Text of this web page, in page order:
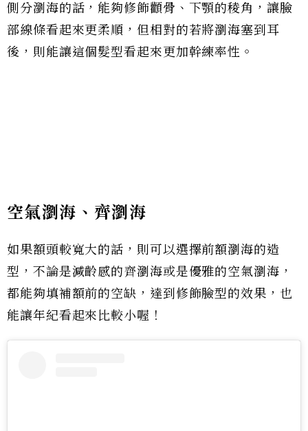
側分瀏海的話，能夠修飾顴骨、下顎的稜角，讓臉
部線條看起來更柔順，但相對的若將瀏海塞到耳
後，則能讓這個髮型看起來更加幹練率性。
空氣瀏海、齊瀏海
如果額頭較寬大的話，則可以選擇前額瀏海的造
型，不論是減齡感的齊瀏海或是優雅的空氣瀏海，
都能夠填補額前的空缺，達到修飾臉型的效果，也
能讓年紀看起來比較小喔！